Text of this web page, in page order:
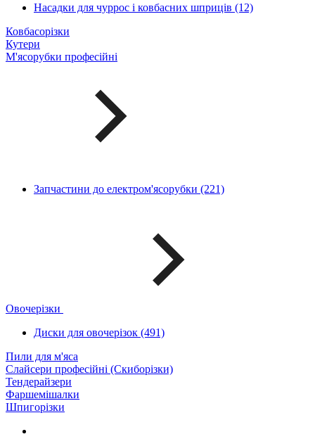
Насадки для чуррос і ковбасних шприців (12)
Ковбасорізки
Кутери
М'ясорубки професійні
Запчастини до електром'ясорубки (221)
Овочерізки
Диски для овочерізок (491)
Пили для м'яса
Слайсери професійні (Скиборізки)
Тендерайзери
Фаршемішалки
Шпигорізки